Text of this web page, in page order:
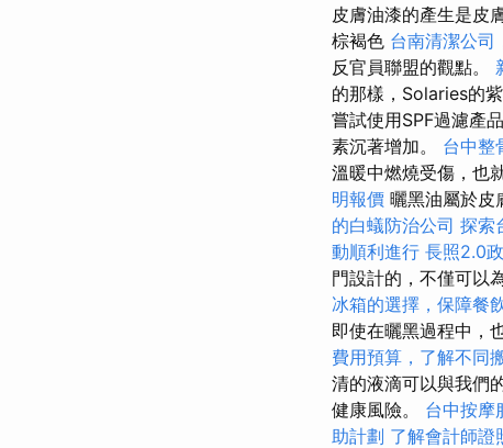
皮膚油漆的產生是皮
棕褐色 台南清潔公司
反官員聯盟的觀點。
的那樣，Solaries的
嘗試使用SPF過濾產
素沉著增加。 台中整
溫暖中燃燒受傷，也
明報價 曬黑油屬於皮
的白蟻防治公司 探索
動順利進行 長照2.0
門設計的，不僅可以
冰箱的選擇，保障餐
即使在曬黑過程中，
費用預算，了解不同
清的液滴可以與我們
健康風險。 台中按摩
助計劃 了解會計師證